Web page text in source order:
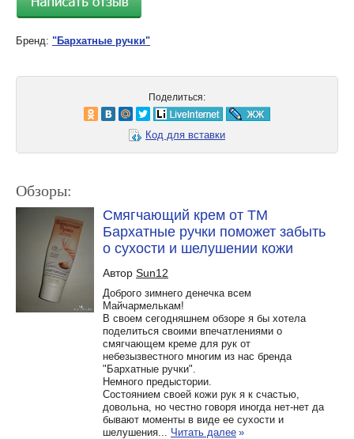
Бренд: "Бархатные ручки"
Поделиться:
Код для вставки
Обзоры:
Смягчающий крем от ТМ
Бархатные ручки поможет забыть
о сухости и шелушении кожи
Автор Sun12
Доброго зимнего денечка всем
Майчармелькам!
В своем сегодняшнем обзоре я бы хотела
поделиться своими впечатлениями о
смягчающем креме для рук от
небезызвестного многим из нас бренда
"Бархатные ручки".
Немного предыстории.
Состоянием своей кожи рук я к счастью,
довольна, но честно говоря иногда нет-нет да
бывают моменты в виде ее сухости и
шелушения... Читать далее »